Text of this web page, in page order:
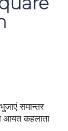
समान्तर
आयत कहलाता